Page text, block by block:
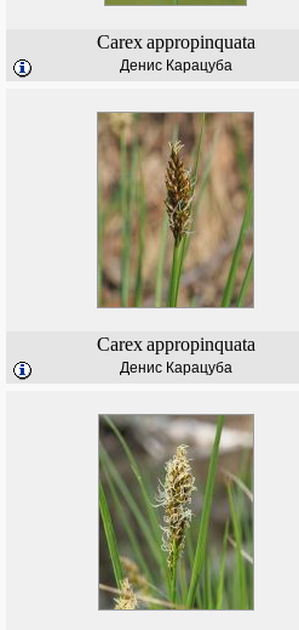
Carex appropinquata
Денис Карацуба
Carex appropinquata
Денис Карацуба